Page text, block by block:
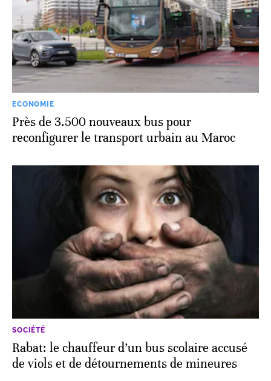
ECONOMIE
Près de 3.500 nouveaux bus pour
reconfigurer le transport urbain au Maroc
SOCIÉTÉ
Rabat: le chauffeur d’un bus scolaire accusé
de viols et de détournements de mineures